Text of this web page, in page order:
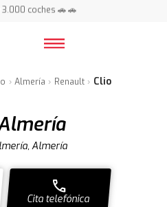
toda España ⭐
toda España ⭐
Almería Renault Clio
Almería
call
Cita telefónica